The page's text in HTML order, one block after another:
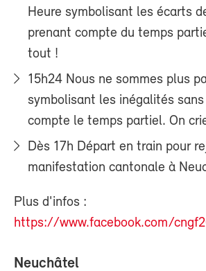
Heure symbolisant les écarts
prenant compte du temps
tout !
15h24 Nous ne sommes plus
symbolisant les inégalités sans
compte le temps partiel. On
Dès 17h Départ en train pour
manifestation cantonale à
Plus d'infos :
https://www.facebook.com/
Neuchâtel